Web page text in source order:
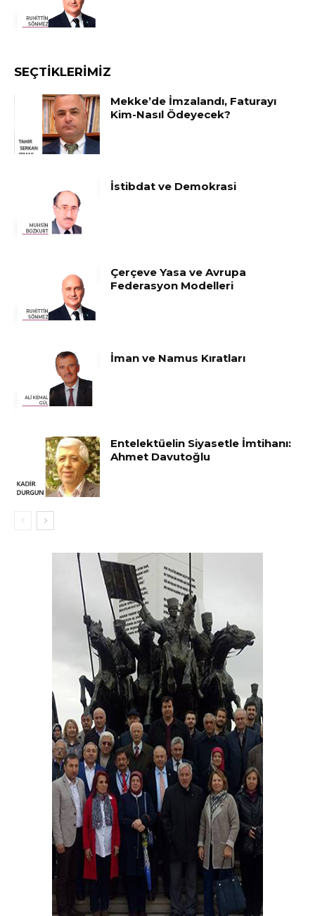
SEÇTIKLERIMIZ
Mekke’de İmzalandı, Faturayı
Kim-Nasıl Ödeyecek?
İstibdat ve Demokrasi
Çerçeve Yasa ve Avrupa
Federasyon Modelleri
İman ve Namus Kıratları
Entelektüelin Siyasetle İmtihanı:
Ahmet Davutoğlu